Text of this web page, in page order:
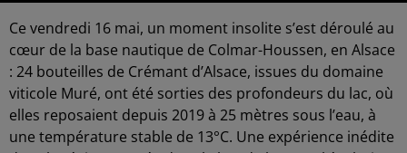
Ce vendredi 16 mai, un moment insolite s’est déroulé au
cœur de la base nautique de Colmar-Houssen, en Alsace
: 24 bouteilles de Crémant d’Alsace, issues du domaine
viticole Muré, ont été sorties des profondeurs du lac, où
elles reposaient depuis 2019 à 25 mètres sous l’eau, à
une température stable de 13°C. Une expérience inédite